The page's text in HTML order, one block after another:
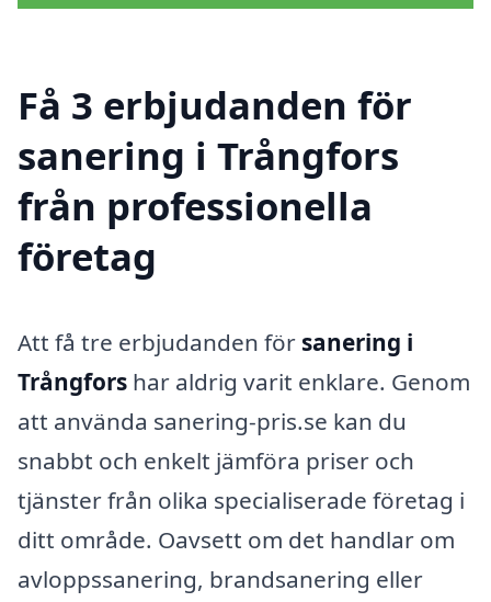
Få 3 erbjudanden för
sanering i Trångfors
från professionella
företag
Att få tre erbjudanden för sanering i
Trångfors har aldrig varit enklare. Genom
att använda sanering-pris.se kan du
snabbt och enkelt jämföra priser och
tjänster från olika specialiserade företag i
ditt område. Oavsett om det handlar om
avloppssanering, brandsanering eller